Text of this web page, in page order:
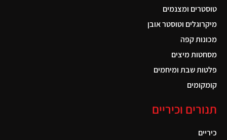
טוסטרים ומצנמים
מיקרוגלים וטוסטר אובן
מכונות קפה
מסחטות מיצים
פלטות שבת ומיחמים
קומקומים
תנורים וכיריים
כיריים